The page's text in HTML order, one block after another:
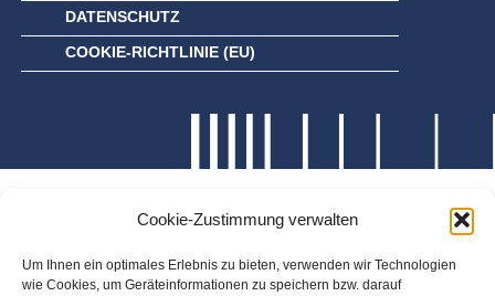
Cookie-Zustimmung verwalten
Um Ihnen ein optimales Erlebnis zu bieten, verwenden wir Technologien
wie Cookies, um Geräteinformationen zu speichern bzw. darauf
DATENSCHUTZ
COOKIE-RICHTLINIE (EU)